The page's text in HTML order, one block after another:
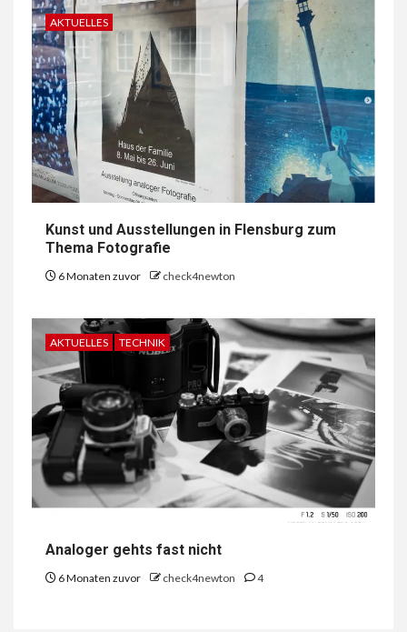
AKTUELLES
Kunst und Ausstellungen in Flensburg zum
Thema Fotografie
6 Monaten zuvor check4newton
AKTUELLES TECHNIK
Analoger gehts fast nicht
6 Monaten zuvor check4newton 4